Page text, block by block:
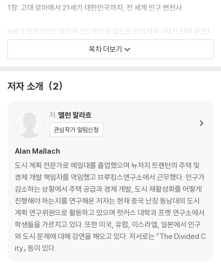
1장: 고대 로마에서 21세기 대한민국까지, 전 세계 인구 변천사
8세기 만에 110만 명에서 3만 명으로 감소한 로마제국, 1세기 만에 40만
명에서 100만 명으로 증가한 원나라
19세기 유럽과 미국의 산업화, 그로 인한 인구 폭발
20세기 후반 동유럽, 세계 역사상 전례가 없을 정도로 인구가 감소하다
국: 2100년 인구의 절반이 감소
지금 인구가 감소하는 국가는 앞으로도 계속해서 감소할 것이다
2장: 2070년 전 세계 인구가 감소하기까지
20세기 중반까지 인구 변천의 3단계
4단계: 인구 감소기로의 전환, 출산율은 한번 하락하면 다시 상승하기 어
렵다
1960-70년대: 인구가 폭발한다, 출산율을 낮춰라!
중국의 한 자녀 정책이 출산율 하락을 가져온 것은 아니다
프랑스와 싱가포르의 출산 장려 정책은 과연 효과가 있었을까?
출산율이 감소해도 바로 인구가 감소하는 것은 아니다
목차 더보기
저자 소개 2
저 앨런 말라흐
관심작가 알림신청
Alan Mallach
도시 계획 전문가로 예일대를 졸업했으며 뉴저지 트렌턴의 주택 및
경제 개발 책임자를 역임했고 브루킹스연구소에서 근무했다. 인구가
감소하는 상황에서 주택 공급과 경제 개발, 도시 재활성화를 어떻게
진행해야 하는지를 연구해온 저자는 현재 중국 난징 동남대의 도시
계획 연구위원으로 활동하고 있으며 럿커스 대학과 프랫 연구소에서
학생들을 가르치고 있다. 또한 미국, 유럽, 이스라엘, 일본에서 인구
와 도시 문제에 대해 강연을 해오고 있다. 저서로는 『The Divided C
ity』 등이 있다.